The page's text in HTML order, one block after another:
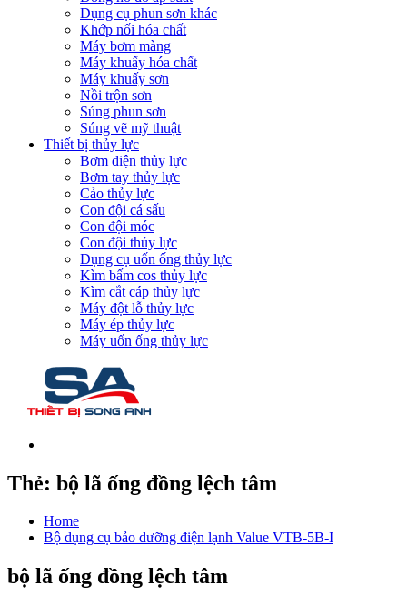
Dụng cụ phun sơn khác
Khớp nối hóa chất
Máy bơm màng
Máy khuấy hóa chất
Máy khuấy sơn
Nồi trộn sơn
Súng phun sơn
Súng vẽ mỹ thuật
Thiết bị thủy lực
Bơm điện thủy lực
Bơm tay thủy lực
Cảo thủy lực
Con đội cá sấu
Con đội móc
Con đội thủy lực
Dụng cụ uốn ống thủy lực
Kìm bấm cos thủy lực
Kìm cắt cáp thủy lực
Máy đột lỗ thủy lực
Máy ép thủy lực
Máy uốn ống thủy lực
Thẻ: bộ lã ống đồng lệch tâm
Home
Bộ dụng cụ bảo dưỡng điện lạnh Value VTB-5B-I
bộ lã ống đồng lệch tâm